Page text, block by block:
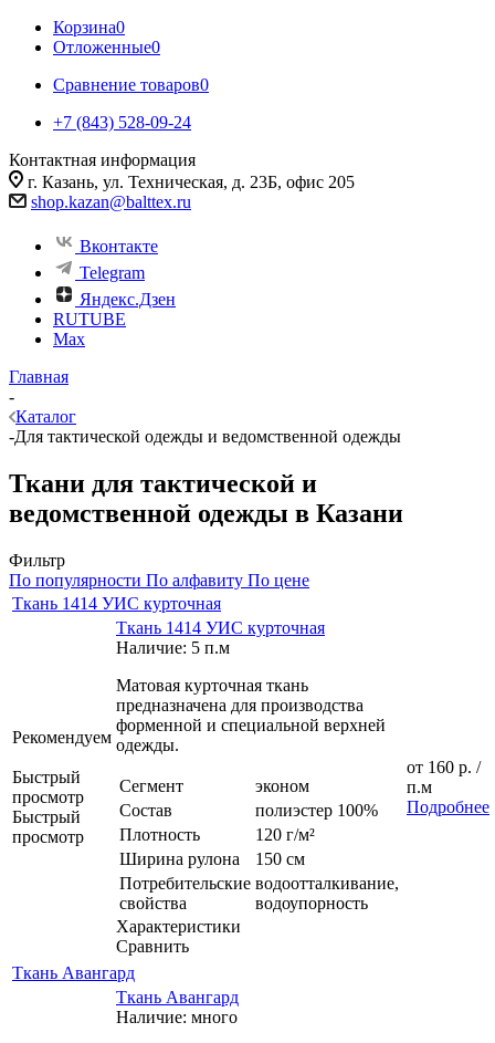
Корзина0
Отложенные0
Сравнение товаров0
+7 (843) 528-09-24
Контактная информация
г. Казань, ул. Техническая, д. 23Б, офис 205
shop.kazan@balttex.ru
Вконтакте
Telegram
Яндекс.Дзен
RUTUBE
Max
Главная
-
Каталог
-Для тактической одежды и ведомственной одежды
Ткани для тактической и
ведомственной одежды в Казани
Фильтр
По популярности По алфавиту По цене
Ткань 1414 УИС курточная
Рекомендуем
Быстрый
просмотр
Быстрый
просмотр
Ткань 1414 УИС курточная
Наличие: 5 п.м
Матовая курточная ткань
предназначена для производства
форменной и специальной верхней
одежды.
Сегмент
эконом
Состав
полиэстер 100%
Плотность
120 г/м²
Ширина рулона
150 см
Потребительские
свойства
водоотталкивание,
водоупорность
Характеристики
Сравнить
от 160 р. /
п.м
Подробнее
Ткань Авангард
Ткань Авангард
Наличие: много